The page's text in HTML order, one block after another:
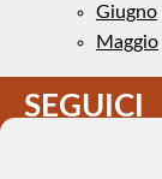
Giugno
Maggio
SEGUICI